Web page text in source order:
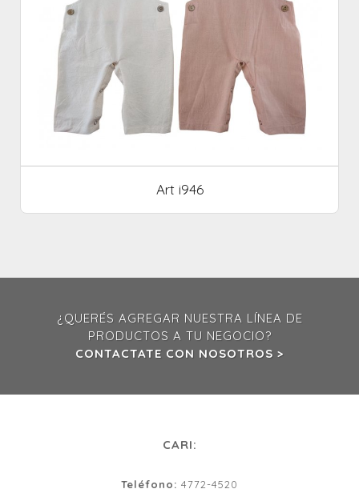
Art i946
¿QUERÉS AGREGAR NUESTRA LÍNEA DE
PRODUCTOS A TU NEGOCIO?
CONTACTATE CON NOSOTROS >
CARI:
Teléfono: 4772-4520